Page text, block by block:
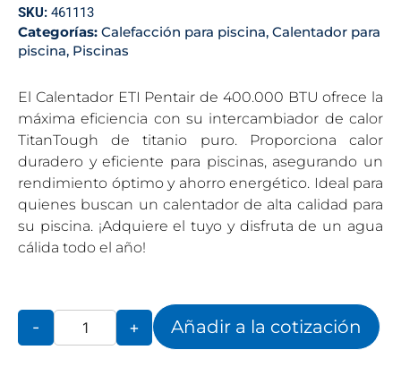
SKU: 461113
Categorías: Calefacción para piscina, Calentador para
piscina, Piscinas
El Calentador ETI Pentair de 400.000 BTU ofrece la
máxima eficiencia con su intercambiador de calor
TitanTough de titanio puro. Proporciona calor
duradero y eficiente para piscinas, asegurando un
rendimiento óptimo y ahorro energético. Ideal para
quienes buscan un calentador de alta calidad para
su piscina. ¡Adquiere el tuyo y disfruta de un agua
cálida todo el año!
- + Añadir a la cotización